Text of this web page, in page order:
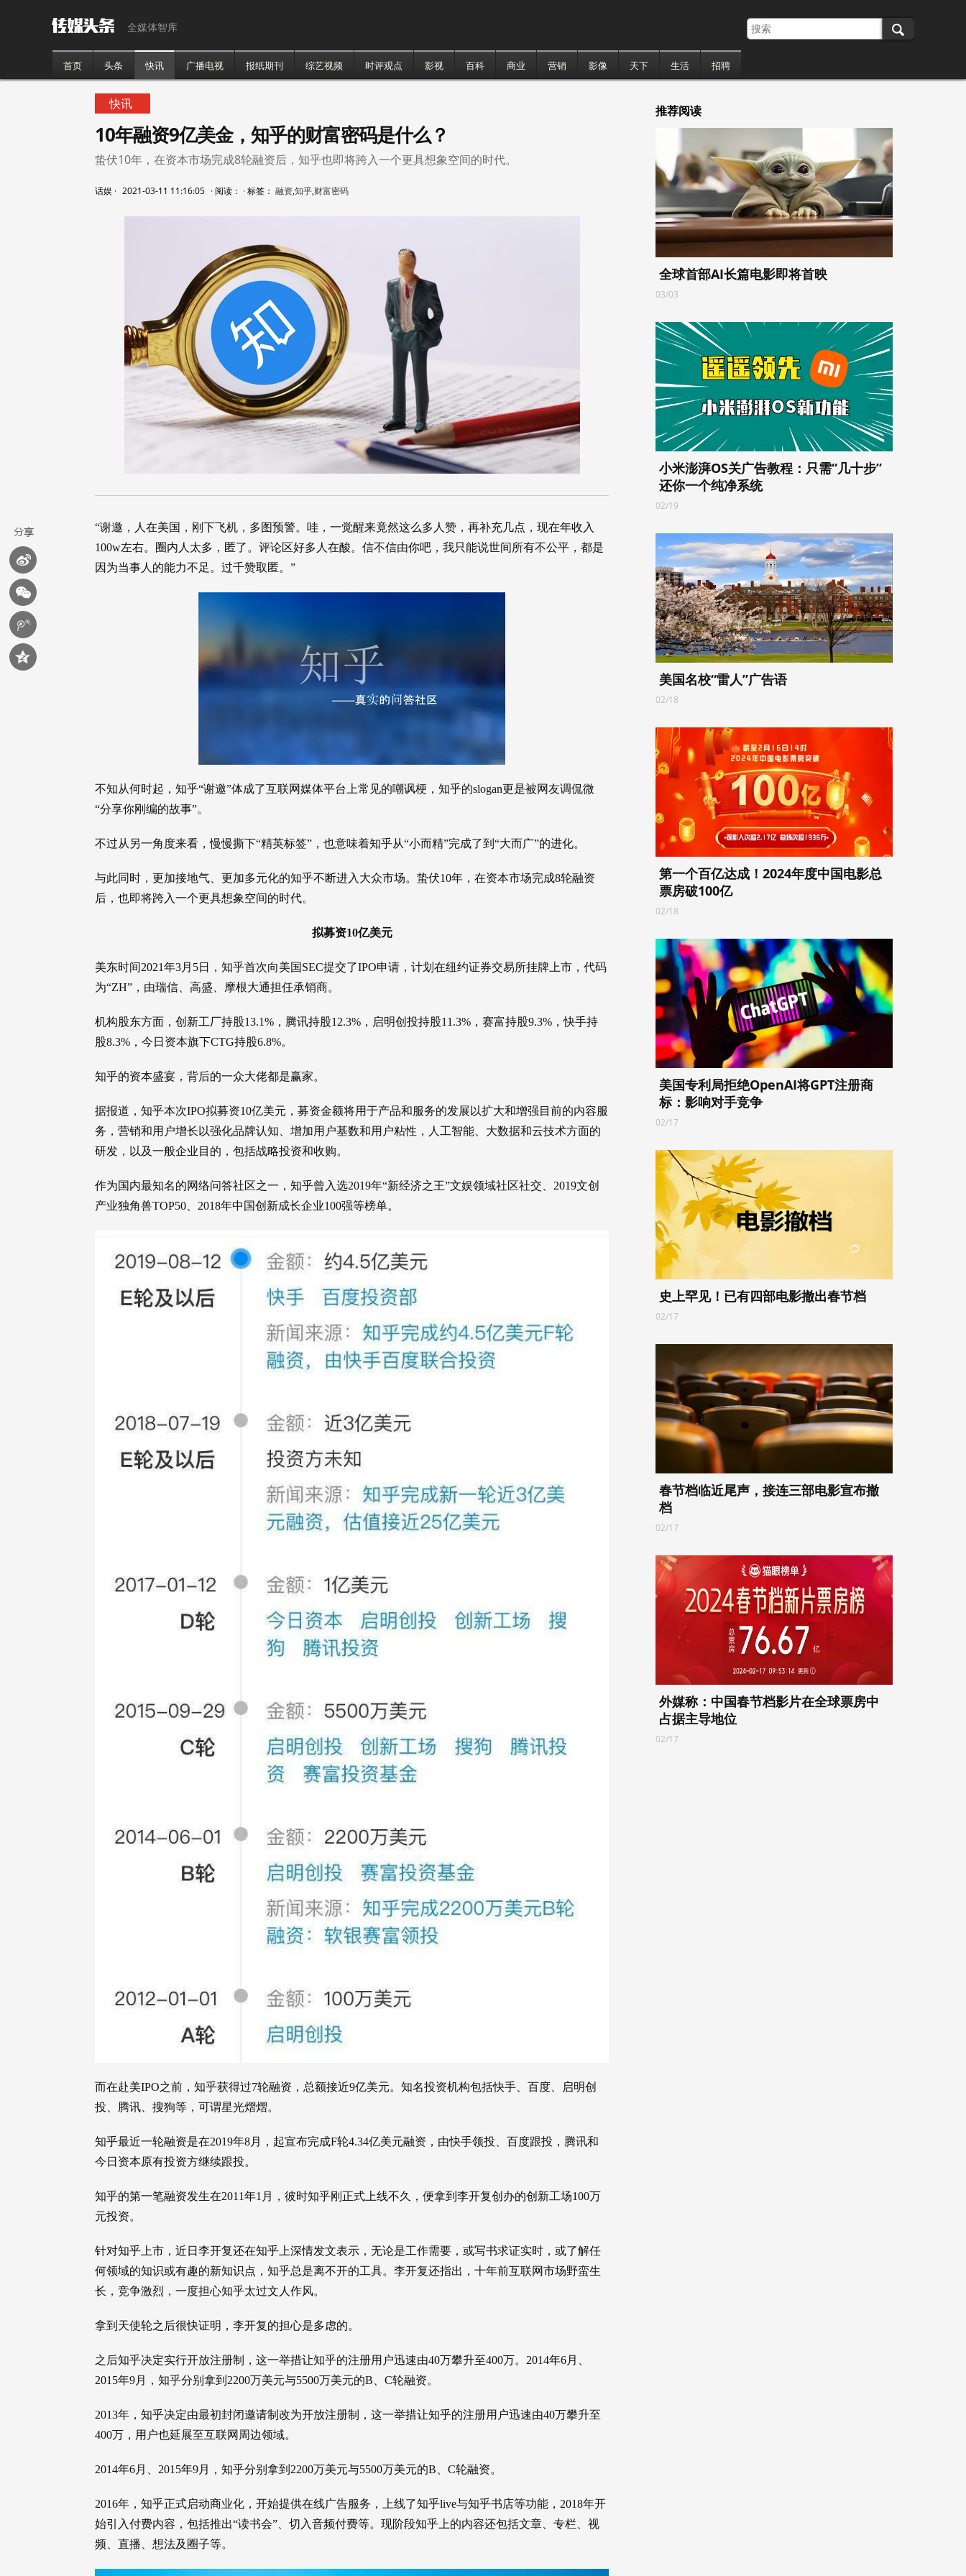
全媒体智库
首页 头条 快讯 广播电视 报纸期刊 综艺视频 时评观点 影视 百科 商业 营销 影像 天下 生活 招聘
快讯
10年融资9亿美金，知乎的财富密码是什么？
蛰伏10年，在资本市场完成8轮融资后，知乎也即将跨入一个更具想象空间的时代。
话娱 · 2021-03-11 11:16:05 ·阅读： ·标签： 融资,知乎,财富密码
“谢邀，人在美国，刚下飞机，多图预警。哇，一觉醒来竟然这么多人赞，再补充几点，现在年收入
100w左右。圈内人太多，匿了。评论区好多人在酸。信不信由你吧，我只能说世间所有不公平，都是
因为当事人的能力不足。过千赞取匿。”
不知从何时起，知乎“谢邀”体成了互联网媒体平台上常见的嘲讽梗，知乎的slogan更是被网友调侃微
“分享你刚编的故事”。
不过从另一角度来看，慢慢撕下“精英标签”，也意味着知乎从“小而精”完成了到“大而广”的进化。
与此同时，更加接地气、更加多元化的知乎不断进入大众市场。蛰伏10年，在资本市场完成8轮融资
后，也即将跨入一个更具想象空间的时代。
拟募资10亿美元
美东时间2021年3月5日，知乎首次向美国SEC提交了IPO申请，计划在纽约证券交易所挂牌上市，代码
为“ZH”，由瑞信、高盛、摩根大通担任承销商。
机构股东方面，创新工厂持股13.1%，腾讯持股12.3%，启明创投持股11.3%，赛富持股9.3%，快手持
股8.3%，今日资本旗下CTG持股6.8%。
知乎的资本盛宴，背后的一众大佬都是赢家。
据报道，知乎本次IPO拟募资10亿美元，募资金额将用于产品和服务的发展以扩大和增强目前的内容服
务，营销和用户增长以强化品牌认知、增加用户基数和用户粘性，人工智能、大数据和云技术方面的
研发，以及一般企业目的，包括战略投资和收购。
作为国内最知名的网络问答社区之一，知乎曾入选2019年“新经济之王”文娱领域社区社交、2019文创
产业独角兽TOP50、2018年中国创新成长企业100强等榜单。
而在赴美IPO之前，知乎获得过7轮融资，总额接近9亿美元。知名投资机构包括快手、百度、启明创
投、腾讯、搜狗等，可谓星光熠熠。
知乎最近一轮融资是在2019年8月，起宣布完成F轮4.34亿美元融资，由快手领投、百度跟投，腾讯和
今日资本原有投资方继续跟投。
知乎的第一笔融资发生在2011年1月，彼时知乎刚正式上线不久，便拿到李开复创办的创新工场100万
元投资。
针对知乎上市，近日李开复还在知乎上深情发文表示，无论是工作需要，或写书求证实时，或了解任
何领域的知识或有趣的新知识点，知乎总是离不开的工具。李开复还指出，十年前互联网市场野蛮生
长，竞争激烈，一度担心知乎太过文人作风。
拿到天使轮之后很快证明，李开复的担心是多虑的。
之后知乎决定实行开放注册制，这一举措让知乎的注册用户迅速由40万攀升至400万。2014年6月、
2015年9月，知乎分别拿到2200万美元与5500万美元的B、C轮融资。
2013年，知乎决定由最初封闭邀请制改为开放注册制，这一举措让知乎的注册用户迅速由40万攀升至
400万，用户也延展至互联网周边领域。
2014年6月、2015年9月，知乎分别拿到2200万美元与5500万美元的B、C轮融资。
2016年，知乎正式启动商业化，开始提供在线广告服务，上线了知乎live与知乎书店等功能，2018年开
始引入付费内容，包括推出“读书会”、切入音频付费等。现阶段知乎上的内容还包括文章、专栏、视
频、直播、想法及圈子等。
推荐阅读
全球首部AI长篇电影即将首映
03/03
小米澎湃OS关广告教程：只需“几十步”
还你一个纯净系统
02/19
美国名校“雷人”广告语
02/18
第一个百亿达成！2024年度中国电影总
票房破100亿
02/18
美国专利局拒绝OpenAI将GPT注册商
标：影响对手竞争
02/17
史上罕见！已有四部电影撤出春节档
02/17
春节档临近尾声，接连三部电影宣布撤
档
02/17
外媒称：中国春节档影片在全球票房中
占据主导地位
02/17